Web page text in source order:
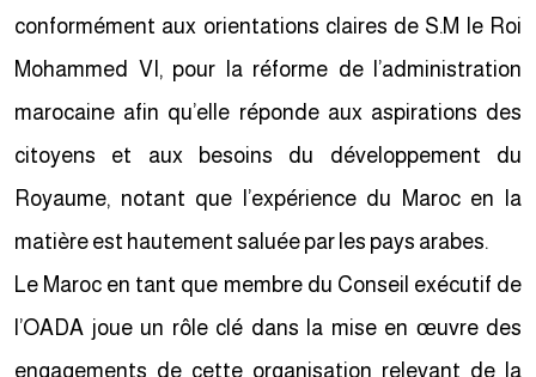
conformément aux orientations claires de S.M le Roi
Mohammed VI, pour la réforme de l’administration
marocaine afin qu’elle réponde aux aspirations des
citoyens et aux besoins du développement du
Royaume, notant que l’expérience du Maroc en la
matière est hautement saluée par les pays arabes.
Le Maroc en tant que membre du Conseil exécutif de
l’OADA joue un rôle clé dans la mise en œuvre des
engagements de cette organisation relevant de la